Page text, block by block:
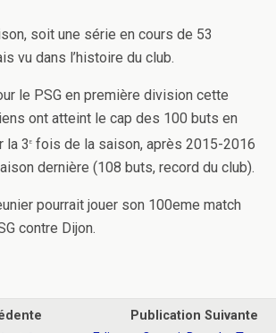
soit une série en cours de 53
vu dans l’histoire du club.
le PSG en première division cette
ont atteint le cap des 100 buts en
la 3 e fois de la saison, après 2015-2016
dernière (108 buts, record du club).
pourrait jouer son 100eme match
contre Dijon.
Publication Suivante